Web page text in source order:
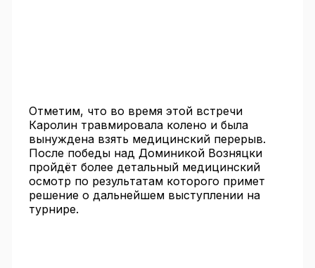
Отметим, что во время этой встречи
Каролин травмировала колено и была
вынуждена взять медицинский перерыв.
После победы над Доминикой Возняцки
пройдёт более детальный медицинский
осмотр по результатам которого примет
решение о дальнейшем выступлении на
турнире.